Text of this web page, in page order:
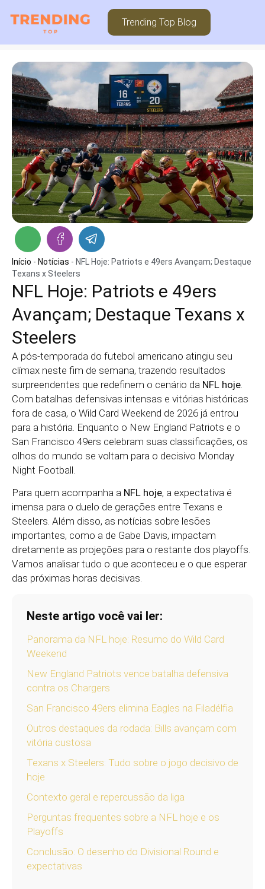
Trending Top Blog
Início - Notícias - NFL Hoje: Patriots e 49ers Avançam; Destaque
Texans x Steelers
NFL Hoje: Patriots e 49ers
Avançam; Destaque Texans x
Steelers
A pós-temporada do futebol americano atingiu seu
clímax neste fim de semana, trazendo resultados
surpreendentes que redefinem o cenário da NFL hoje
Com batalhas defensivas intensas e vitórias históricas
fora de casa, o Wild Card Weekend de 2026 já entrou
para a história. Enquanto o New England Patriots e o
San Francisco 49ers celebram suas classificações, os
olhos do mundo se voltam para o decisivo Monday
Night Football.
Para quem acompanha a NFL hoje, a expectativa é
imensa para o duelo de gerações entre Texans e
Steelers. Além disso, as notícias sobre lesões
importantes, como a de Gabe Davis, impactam
diretamente as projeções para o restante dos playoffs.
Vamos analisar tudo o que aconteceu e o que esperar
das próximas horas decisivas.
Neste artigo você vai ler:
Panorama da NFL hoje: Resumo do Wild Card
Weekend
New England Patriots vence batalha defensiva
contra os Chargers
San Francisco 49ers elimina Eagles na Filadélfia
Outros destaques da rodada: Bills avançam com
vitória custosa
Texans x Steelers: Tudo sobre o jogo decisivo de
hoje
Contexto geral e repercussão da liga
Perguntas frequentes sobre a NFL hoje e os
Playoffs
Conclusão: O desenho do Divisional Round e
expectativas